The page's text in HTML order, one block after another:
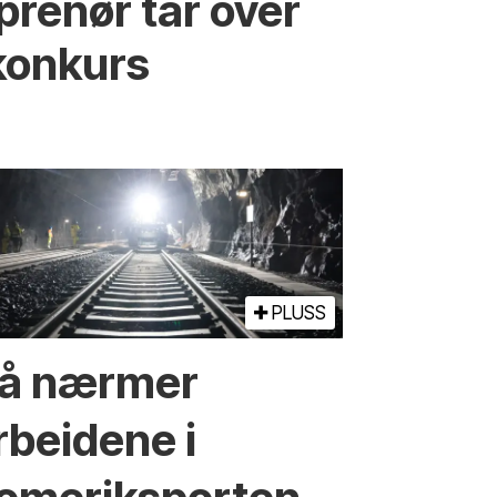
PLUSS
nærmer
i